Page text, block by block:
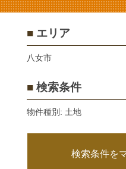
■エリア
八女市
■検索条件
物件種別: 土地
検索条件を